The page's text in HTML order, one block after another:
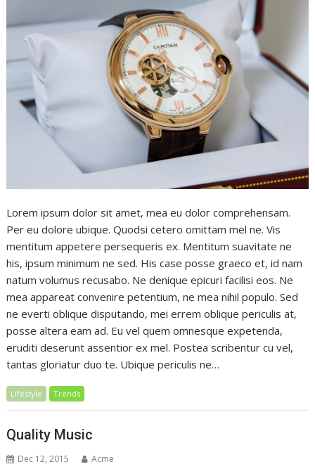
Lorem ipsum dolor sit amet, mea eu dolor comprehensam.
Per eu dolore ubique. Quodsi cetero omittam mel ne. Vis
mentitum appetere persequeris ex. Mentitum suavitate ne
his, ipsum minimum ne sed. His case posse graeco et, id nam
natum volumus recusabo. Ne denique epicuri facilisi eos. Ne
mea appareat convenire petentium, ne mea nihil populo. Sed
ne everti oblique disputando, mei errem oblique periculis at,
posse altera eam ad. Eu vel quem omnesque expetenda,
eruditi deserunt assentior ex mel. Postea scribentur cu vel,
tantas gloriatur duo te. Ubique periculis ne…
Lifestyle Trends
Quality Music
Dec 12, 2015 Acme